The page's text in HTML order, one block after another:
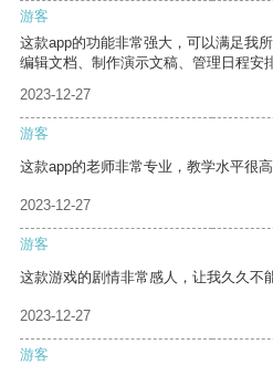
游客
这款app的功能非常强大，可以满足我
编辑文档、制作演示文稿、管理日程安
2023-12-27
游客
这款app的老师非常专业，教学水平很
2023-12-27
游客
这款游戏的剧情非常感人，让我久久不
2023-12-27
游客